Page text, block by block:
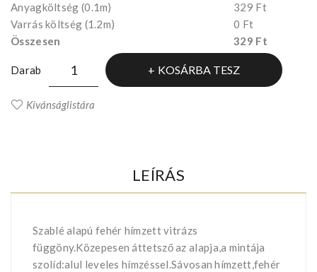
Anyagköltség (0.1m)
329 Ft
Varrás költség (1.2m)
0 Ft
Összesen
329 Ft
Darab KOSÁRBA TESZ
Kívánságlistára
LEÍRÁS
Szablé alapú fehér hímzett vitrázs
függöny.Közepesen áttetsző az alapja,a mintája
szolíd:alul leveles hímzéssel.Sávosan hímzett,fehér